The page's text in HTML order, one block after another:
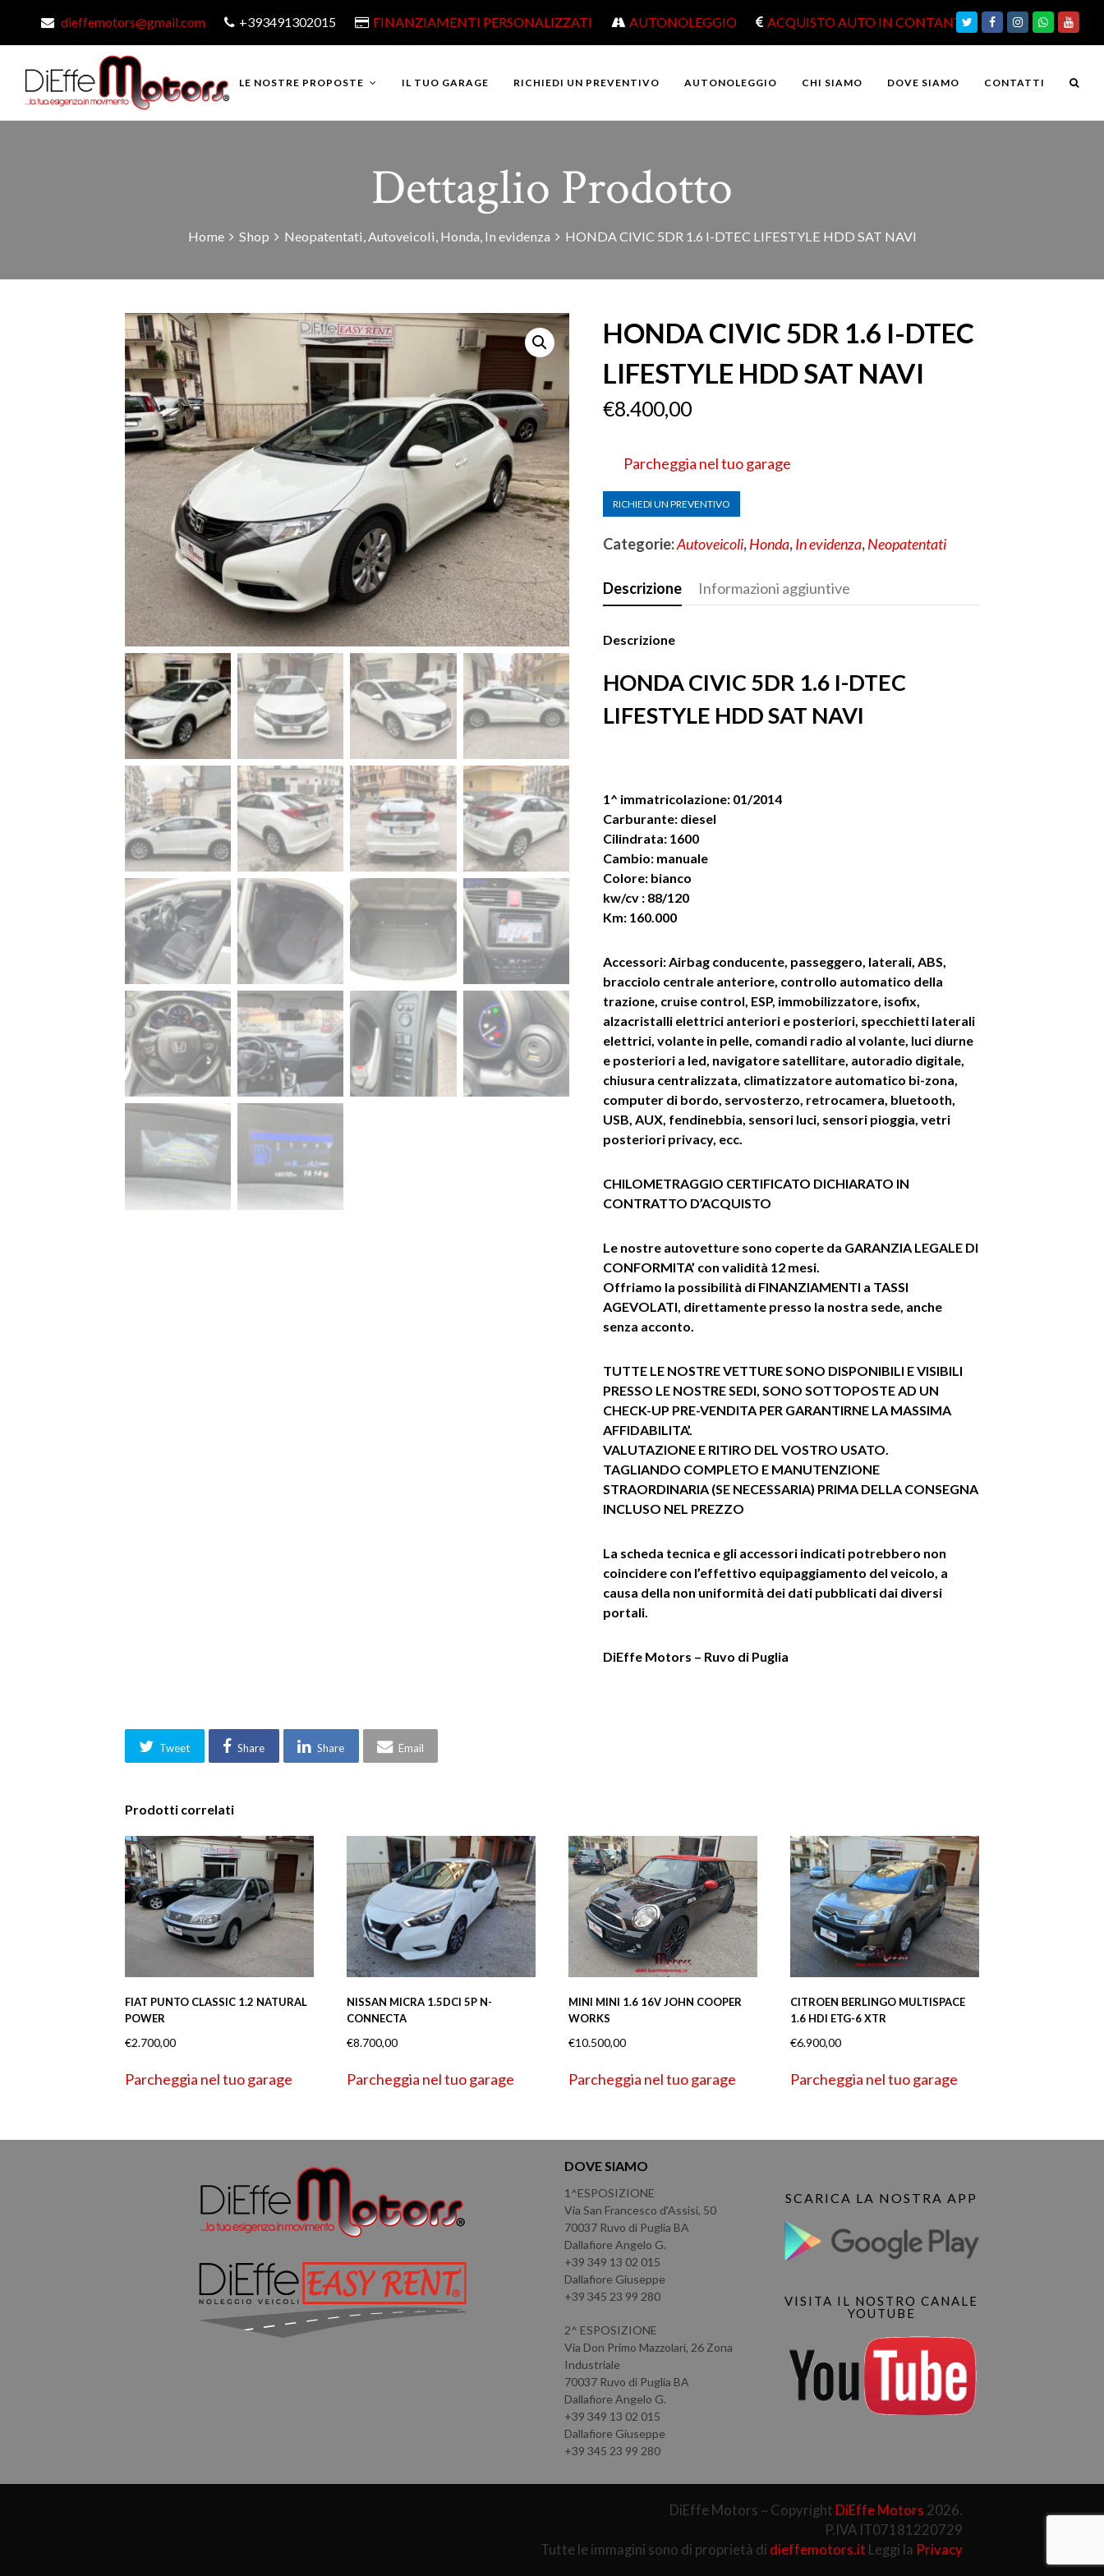
dieffemotors@gmail.com +393491302015 FINANZIAMENTI PERSONALIZZATI AUTONOLEGGIO ACQUISTO AUTO IN CONTANTI TwitterFacebookInstagram
Whatsapp
LE NOSTRE PROPOSTE IL TUO GARAGE RICHIEDI UN PREVENTIVO AUTONOLEGGIO CHI SIAMO DOVE SIAMO CONTATTI
Dettaglio Prodotto
Home Shop Neopatentati,Autoveicoli, Honda, In evidenza HONDA CIVIC 5DR 1.6 I-DTEC LIFESTYLE HDD SAT NAVI
HONDA CIVIC 5DR 1.6 I-DTEC
LIFESTYLE HDD SAT NAVI
€8.400,00
Parcheggia nel tuo garage
RICHIEDI UN PREVENTIVO
Categorie:Autoveicoli,Honda,In evidenza,Neopatentati
Descrizione Informazioni aggiuntive
Descrizione
HONDA CIVIC 5DR 1.6 I-DTEC
LIFESTYLE HDD SAT NAVI
1^ immatricolazione: 01/2014
Carburante: diesel
Cilindrata: 1600
Cambio: manuale
Colore: bianco
kw/cv : 88/120
Km: 160.000
Accessori: Airbag conducente, passeggero, laterali, ABS,
bracciolo centrale anteriore, controllo automatico della
trazione, cruise control, ESP, immobilizzatore, isofix,
alzacristalli elettrici anteriori e posteriori, specchietti laterali
elettrici, volante in pelle, comandi radio al volante, luci diurne
e posteriori a led, navigatore satellitare, autoradio digitale,
chiusura centralizzata, climatizzatore automatico bi-zona,
computer di bordo, servosterzo, retrocamera, bluetooth,
USB, AUX, fendinebbia, sensori luci, sensori pioggia, vetri
posteriori privacy, ecc.
CHILOMETRAGGIO CERTIFICATO DICHIARATO IN
CONTRATTO D’ACQUISTO
Le nostre autovetture sono coperte da GARANZIA LEGALE DI
CONFORMITA’ con validità 12 mesi.
Offriamo la possibilità di FINANZIAMENTI a TASSI
AGEVOLATI, direttamente presso la nostra sede, anche
senza acconto.
TUTTE LE NOSTRE VETTURE SONO DISPONIBILI E VISIBILI
PRESSO LE NOSTRE SEDI, SONO SOTTOPOSTE AD UN
CHECK-UP PRE-VENDITA PER GARANTIRNE LA MASSIMA
AFFIDABILITA’.
VALUTAZIONE E RITIRO DEL VOSTRO USATO.
TAGLIANDO COMPLETO E MANUTENZIONE
STRAORDINARIA (SE NECESSARIA) PRIMA DELLA CONSEGNA
INCLUSO NEL PREZZO
La scheda tecnica e gli accessori indicati potrebbero non
coincidere con l’effettivo equipaggiamento del veicolo, a
causa della non uniformità dei dati pubblicati dai diversi
portali.
DiEffe Motors – Ruvo di Puglia
Tweet Share Share Email
Prodotti correlati
FIAT PUNTO CLASSIC 1.2 NATURAL
POWER
€2.700,00
Parcheggia nel tuo garage
NISSAN MICRA 1.5DCI 5P N-
CONNECTA
€8.700,00
Parcheggia nel tuo garage
MINI MINI 1.6 16V JOHN COOPER
WORKS
€10.500,00
Parcheggia nel tuo garage
CITROEN BERLINGO MULTISPACE
1.6 HDI ETG-6 XTR
€6.900,00
Parcheggia nel tuo garage
DOVE SIAMO
1^ESPOSIZIONE
Via San Francesco d'Assisi, 50
70037 Ruvo di Puglia BA
Dallafiore Angelo G.
+39 349 13 02 015
Dallafiore Giuseppe
+39 345 23 99 280
2^ ESPOSIZIONE
Via Don Primo Mazzolari, 26 Zona
Industriale
70037 Ruvo di Puglia BA
Dallafiore Angelo G.
+39 349 13 02 015
Dallafiore Giuseppe
+39 345 23 99 280
SCARICA LA NOSTRA APP
VISITA IL NOSTRO CANALE
YOUTUBE
DiEffe Motors ~ Copyright DiEffe Motors 2026.
P.IVA IT07181220729
Tutte le immagini sono di proprietà di dieffemotors.it Leggi la Privacy